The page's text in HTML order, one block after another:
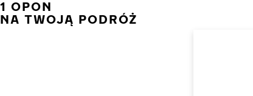
1 OPON
NA TWOJĄ PODRÓŻ